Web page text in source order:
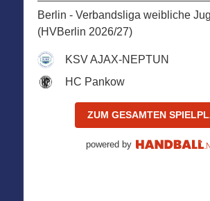
Berlin - Verbandsliga weibliche
(HVBerlin 2026/27)
KSV AJAX-NEPTUN
HC Pankow
ZUM GESAMTEN
powered by